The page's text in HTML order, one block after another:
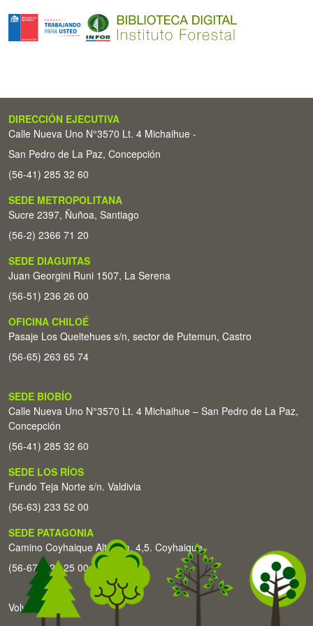
DIRECCIÓN EJECUTIVA
Calle Nueva Uno N°3570 Lt. 4 Michaihue -
San Pedro de La Paz, Concepción
(56-41) 285 32 60
SEDE METROPOLITANA
Sucre 2397, Ñuñoa, Santiago
(56-2) 2366 71 20
SEDE DIAGUITAS
Juan Georgini Runi 1507, La Serena
(56-51) 236 26 00
OFICINA CHILOÉ
Pasaje Los Queltehues s/n, sector de Putemun, Castro
(56-65) 263 65 74
SEDE BIOBÍO
Calle Nueva Uno N°3570 Lt. 4 Michaihue – San Pedro de La Paz,
Concepción
(56-41) 285 32 60
SEDE LOS RÍOS
Fundo Teja Norte s/n. Valdivia
(56-63) 233 52 00
SEDE PATAGONIA
Camino Coyhaique Alto Km. 4,5. Coyhaique
(56-67) 226 25 00
Volver arriba